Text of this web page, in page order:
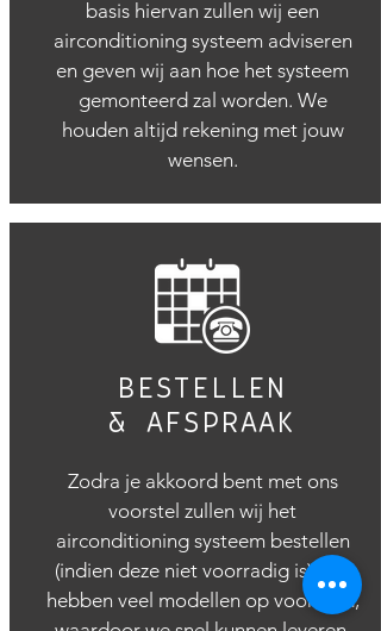
basis hiervan zullen wij een
airconditioning systeem adviseren
en geven wij aan hoe het systeem
gemonteerd zal worden. We
houden altijd rekening met jouw
wensen.
BESTELLEN
& AFSPRAAK
Zodra je akkoord bent met ons
voorstel zullen wij het
airconditioning systeem bestellen
(indien deze niet voorradig is). Wij
hebben veel modellen op voorraad,